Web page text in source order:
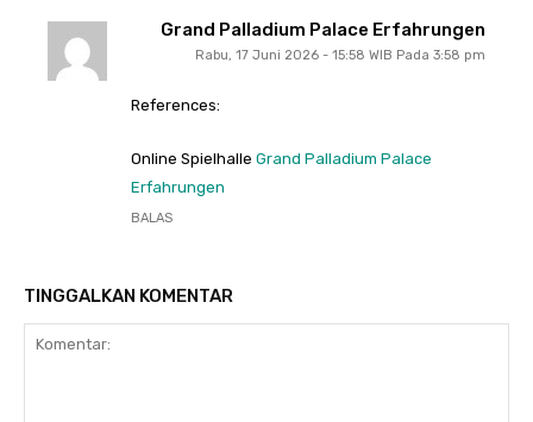
Grand Palladium Palace Erfahrungen
Rabu, 17 Juni 2026 - 15:58 WIB Pada 3:58 pm
References:
Online Spielhalle Grand Palladium Palace
Erfahrungen
BALAS
TINGGALKAN KOMENTAR